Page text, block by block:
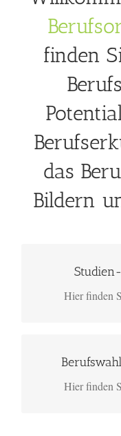
finden
das
Bildern
Hier finden
Hier finden